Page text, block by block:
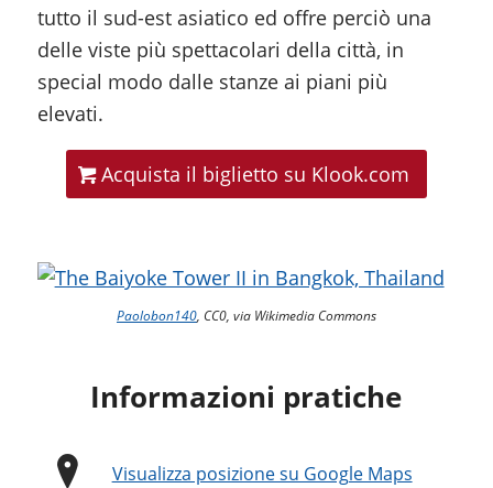
tutto il sud-est asiatico ed offre perciò una
delle viste più spettacolari della città, in
special modo dalle stanze ai piani più
elevati.
Acquista il biglietto su Klook.com
Paolobon140, CC0, via Wikimedia Commons
Informazioni pratiche
Visualizza posizione su Google Maps